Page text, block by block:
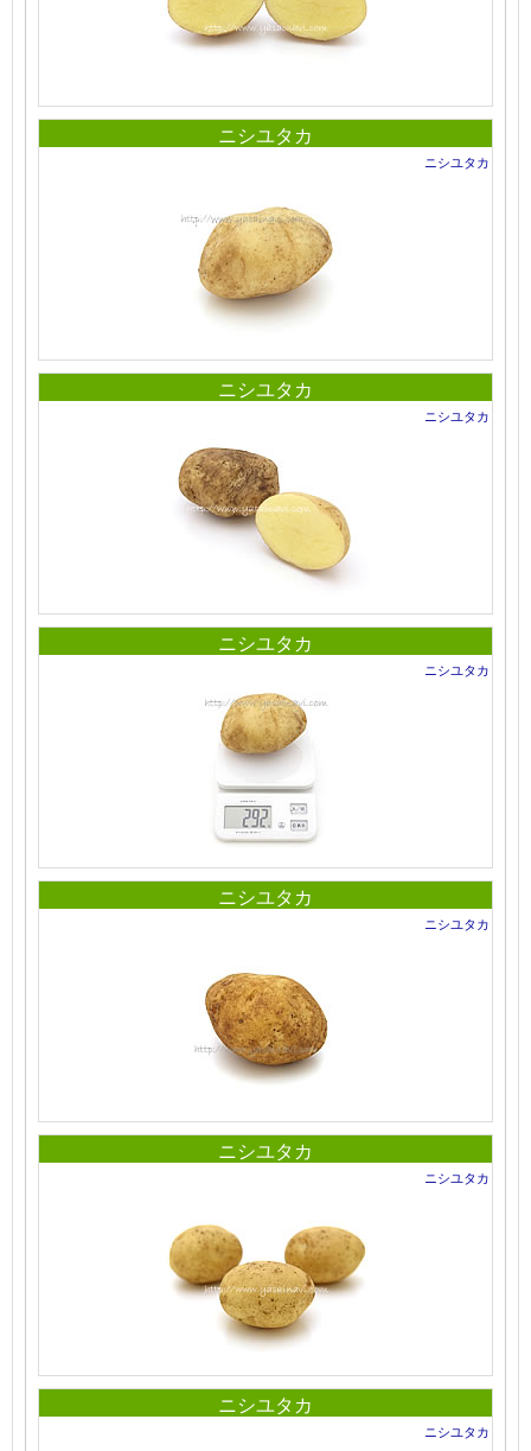
ニシユタカ
ニシユタカ
ニシユタカ
ニシユタカ
ニシユタカ
ニシユタカ
ニシユタカ
ニシユタカ
ニシユタカ
ニシユタカ
ニシユタカ
ニシユタカ